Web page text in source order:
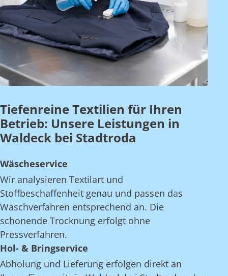
Tiefenreine Textilien für Ihren
Betrieb: Unsere Leistungen in
Waldeck bei Stadtroda
Wäscheservice
Wir analysieren Textilart und
Stoffbeschaffenheit genau und passen das
Waschverfahren entsprechend an. Die
schonende Trocknung erfolgt ohne
Pressverfahren.
Hol- & Bringservice
Abholung und Lieferung erfolgen direkt an